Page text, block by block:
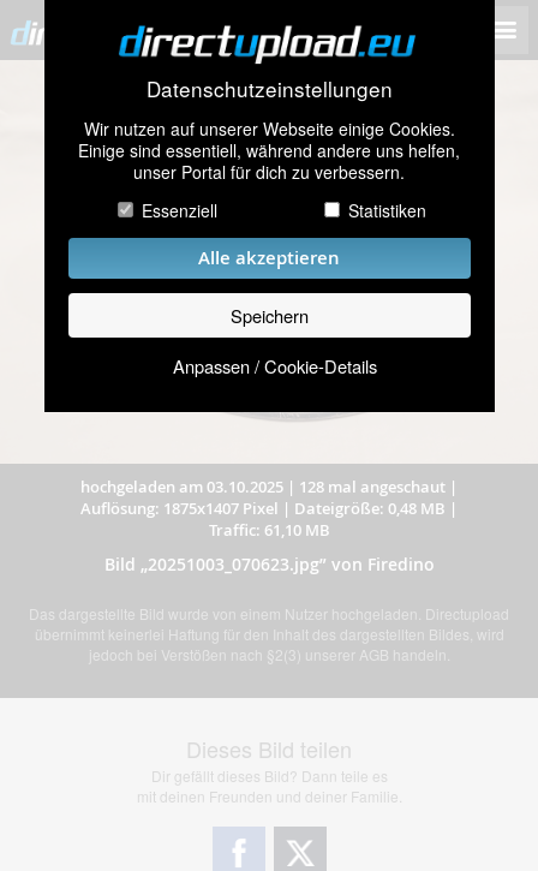
Datenschutzeinstellungen
Wir nutzen auf unserer Webseite einige Cookies.
Einige sind essentiell, während andere uns helfen,
unser Portal für dich zu verbessern.
Essenziell
Statistiken
Alle akzeptieren
Speichern
Anpassen / Cookie-Details
hochgeladen am 03.10.2025 | 128 mal angeschaut |
Auflösung: 1875x1407 Pixel | Dateigröße: 0,48 MB |
Traffic: 61,10 MB
Bild „20251003_070623.jpg” von Firedino
Das dargestellte Bild wurde von einem Nutzer hochgeladen. Directupload
übernimmt keinerlei Haftung für den Inhalt des dargestellten Bildes, wird
jedoch bei Verstößen nach §2(3) unserer AGB handeln.
Dieses Bild teilen
Dir gefällt dieses Bild? Dann teile es
mit deinen Freunden und deiner Familie.